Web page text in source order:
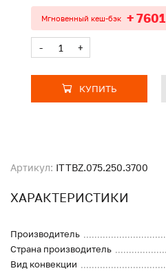
Артикул: ITTBZ.075.250.3700
ХАРАКТЕРИСТИКИ
Производитель
Страна производитель
Вид конвекции
Мгновенный кеш-бэк + 7601
- +
КУПИТЬ